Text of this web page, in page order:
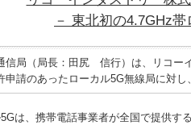
－ 東北初の4.7GHz
局（局長：田尻 信行）は、リコー
申請のあったローカル5G無線局に対し
は、携帯電話事業者が全国で提供す